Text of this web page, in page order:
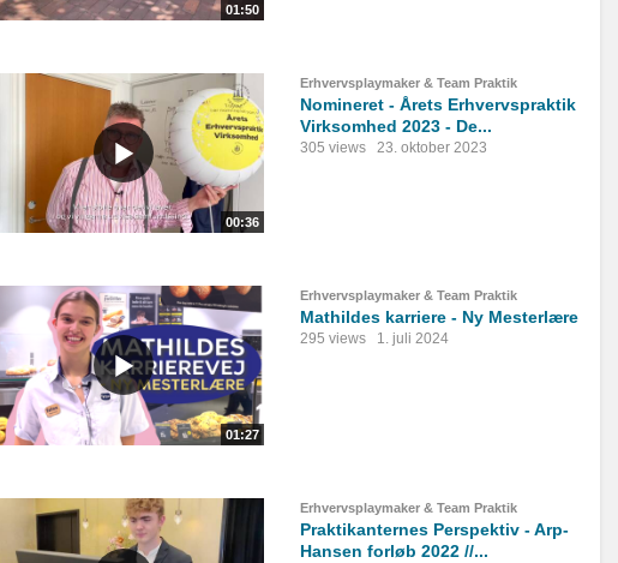
01:50
00:36
Erhvervsplaymaker & Team Praktik
Nomineret - Årets Erhvervspraktik
Virksomhed 2023 - De...
305 views 23. oktober 2023
01:27
Erhvervsplaymaker & Team Praktik
Mathildes karriere - Ny Mesterlære
295 views 1. juli 2024
Erhvervsplaymaker & Team Praktik
Praktikanternes Perspektiv - Arp-
Hansen forløb 2022 //...